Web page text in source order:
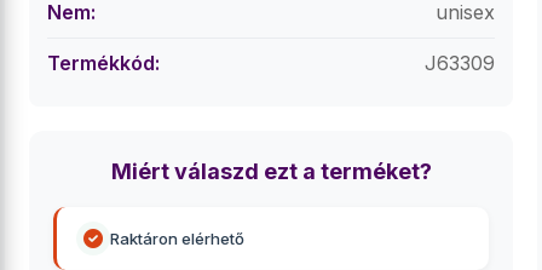
Nem: unisex
Termékkód: J63309
Miért válaszd ezt a terméket?
Raktáron elérhető